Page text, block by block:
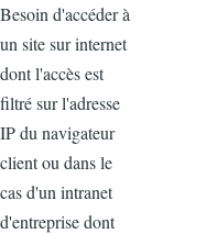
Besoin d'accéder à
un site sur internet
dont l'accès est
filtré sur l'adresse
IP du navigateur
client ou dans le
cas d'un intranet
d'entreprise dont